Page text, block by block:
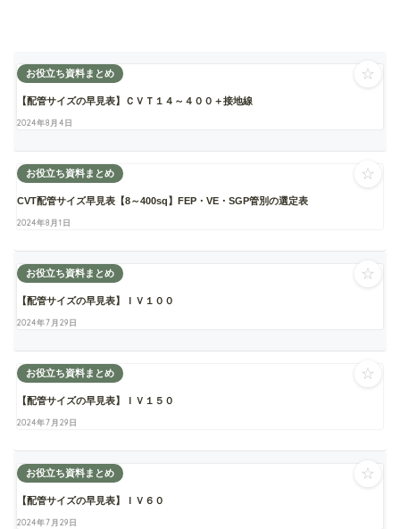
お役立ち資料まとめ
【配管サイズの早見表】ＣＶＴ１４～４００＋接地線
2024年8月4日
☆
お役立ち資料まとめ
CVT配管サイズ早見表【8～400sq】FEP・VE・SGP管別の選定表
2024年8月1日
☆
お役立ち資料まとめ
【配管サイズの早見表】ＩＶ１００
2024年7月29日
☆
お役立ち資料まとめ
【配管サイズの早見表】ＩＶ１５０
2024年7月29日
☆
お役立ち資料まとめ
【配管サイズの早見表】ＩＶ６０
2024年7月29日
☆